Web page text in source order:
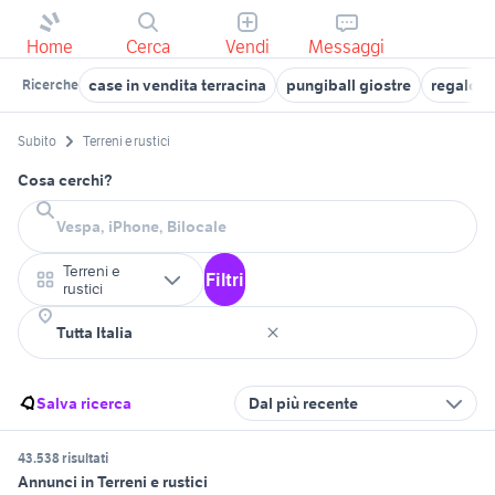
Home Cerca Vendi Messaggi
Ricerche case in vendita terracina pungiball giostre regalo
Subito Terreni e rustici
Cosa cerchi?
Terreni e
rustici
Filtri
Salva ricerca Dal più recente
43.538 risultati
Annunci in Terreni e rustici